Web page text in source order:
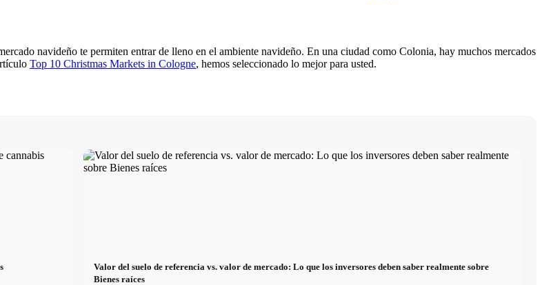
navideño te permiten entrar de lleno en el ambiente navideño. En una ciudad como Colonia, hay muchos mercados
Top 10 Christmas Markets in Cologne, hemos seleccionado lo mejor para usted.
Valor del suelo de referencia vs. valor de mercado: Lo que los inversores deben saber realmente sobre
Bienes raíces